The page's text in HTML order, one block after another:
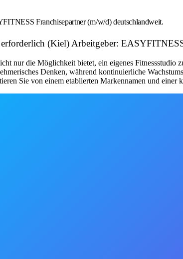
Franchisepartner (m/w/d) deutschlandweit.
(Kiel) Arbeitgeber:
nur die Möglichkeit bietet, ein eigenes Fitnessstudio
Denken, während kontinuierliche
Sie von einem etablierten Markennamen und